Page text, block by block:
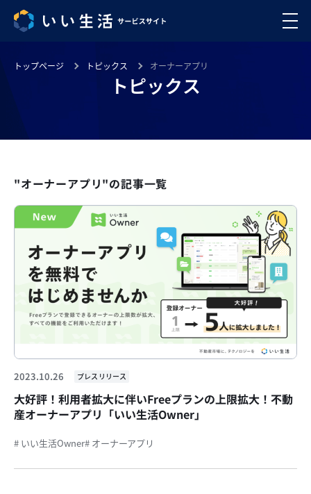
トップページ トピックス オーナーアプリ
トピックス
"オーナーアプリ"の記事一覧
2023.10.26 プレスリリース
大好評！利用者拡大に伴いFreeプランの上限拡大！不動
産オーナーアプリ「いい生活Owner」
# いい生活Owner# オーナーアプリ